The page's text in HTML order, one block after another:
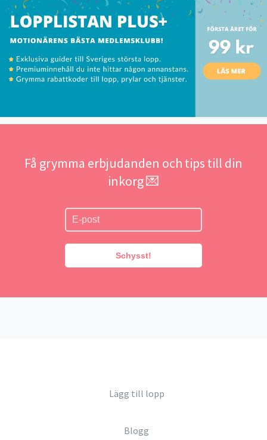
Få grymma erbjudanden och tips till din
inkorg 💌
Schysst!
Lägg till lopp
Blogg